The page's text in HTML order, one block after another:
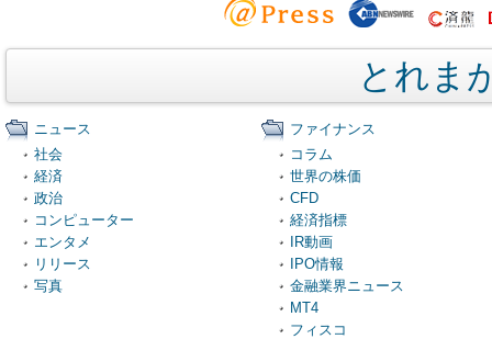
とれま
ニュース
社会
経済
政治
コンピューター
エンタメ
リリース
写真
ファイナンス
コラム
世界の株価
CFD
経済指標
IR動画
IPO情報
金融業界ニュース
MT4
フィスコ